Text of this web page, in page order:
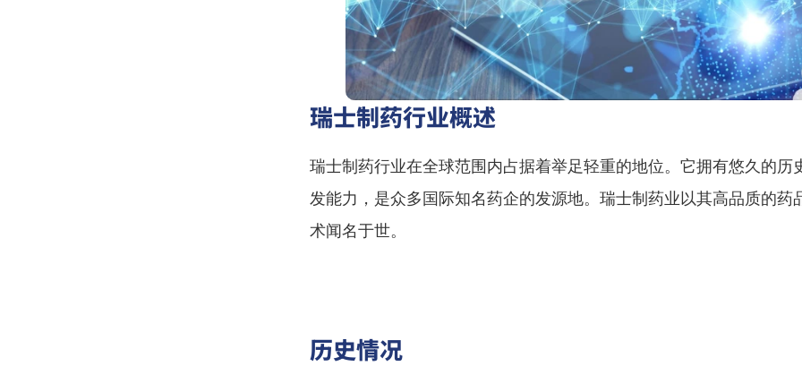
瑞士制药行业概述
瑞士制药行业在全球范围内占据着举足轻重的地位。它拥有悠久的历
发能力，是众多国际知名药企的发源地。瑞士制药业以其高品质的药
术闻名于世。
历史情况